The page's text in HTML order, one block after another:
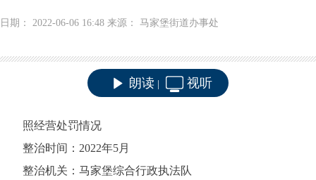
日期： 2022-06-06 16:48 来源： 马家堡街道办事处
朗读 视听
照经营处罚情况
整治时间：2022年5月
整治机关：马家堡综合行政执法队